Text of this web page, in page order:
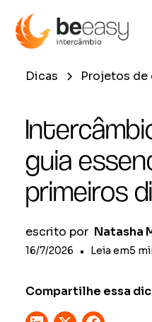
Dicas Projetos de
guia
primeiros
escrito por Natasha
16/7/2026 • Leia em5
Compartilhe essa